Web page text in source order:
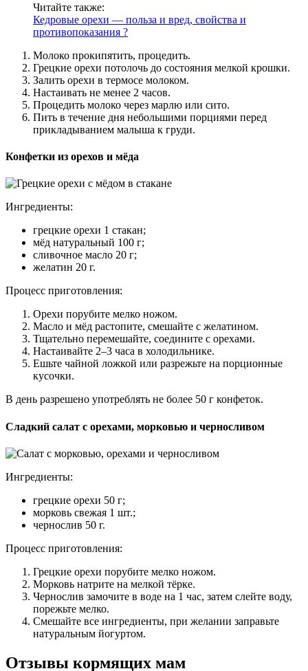
Читайте также:
Кедровые орехи — польза и вред, свойства и
противопоказания ?
Молоко прокипятить, процедить.
Грецкие орехи потолочь до состояния мелкой крошки.
Залить орехи в термосе молоком.
Настаивать не менее 2 часов.
Процедить молоко через марлю или сито.
Пить в течение дня небольшими порциями перед
прикладыванием малыша к груди.
Конфетки из орехов и мёда
Ингредиенты:
грецкие орехи 1 стакан;
мёд натуральный 100 г;
сливочное масло 20 г;
желатин 20 г.
Процесс приготовления:
Орехи порубите мелко ножом.
Масло и мёд растопите, смешайте с желатином.
Тщательно перемешайте, соедините с орехами.
Настаивайте 2–3 часа в холодильнике.
Ешьте чайной ложкой или разрежьте на порционные
кусочки.
В день разрешено употреблять не более 50 г конфеток.
Сладкий салат с орехами, морковью и черносливом
Ингредиенты:
грецкие орехи 50 г;
морковь свежая 1 шт.;
чернослив 50 г.
Процесс приготовления:
Грецкие орехи порубите мелко ножом.
Морковь натрите на мелкой тёрке.
Чернослив замочите в воде на 1 час, затем слейте воду,
порежьте мелко.
Смешайте все ингредиенты, при желании заправьте
натуральным йогуртом.
Отзывы кормящих мам